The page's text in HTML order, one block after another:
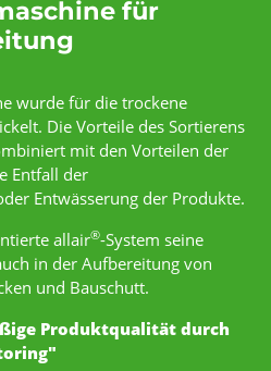
für
wurde für die trockene
Die Vorteile des Sortierens
mit den Vorteilen der
Entfall der
Entwässerung der Produkte.
allair®-System seine
in der Aufbereitung von
und Bauschutt.
Produktqualität durch